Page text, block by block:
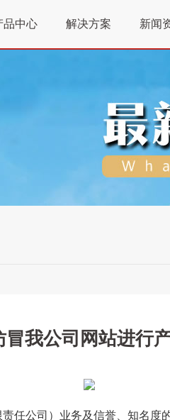
品中心 解决方案 新闻
冒我公司网站进行
公司）业务及信誉、知名度